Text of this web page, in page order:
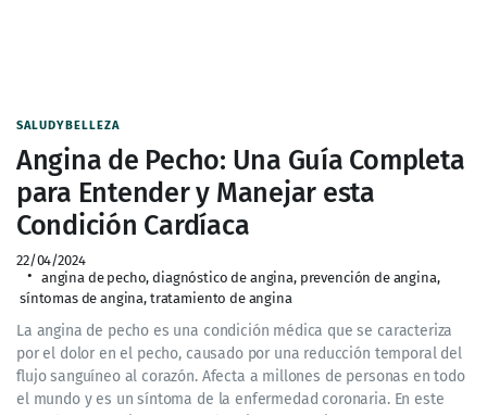
SALUDYBELLEZA
Angina de Pecho: Una Guía Completa
para Entender y Manejar esta
Condición Cardíaca
22/04/2024
angina de pecho, diagnóstico de angina, prevención de angina,
síntomas de angina, tratamiento de angina
La angina de pecho es una condición médica que se caracteriza
por el dolor en el pecho, causado por una reducción temporal del
flujo sanguíneo al corazón. Afecta a millones de personas en todo
el mundo y es un síntoma de la enfermedad coronaria. En este